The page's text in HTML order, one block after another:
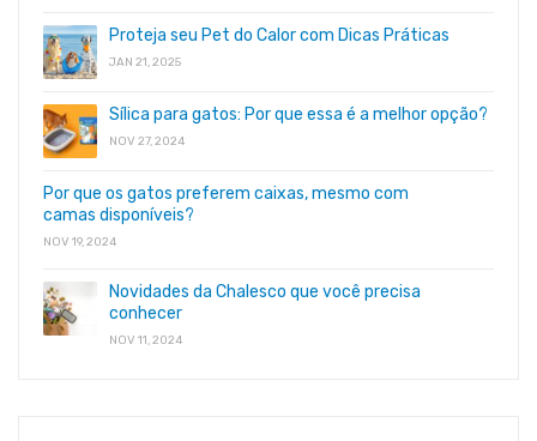
Proteja seu Pet do Calor com Dicas Práticas
JAN 21, 2025
Sílica para gatos: Por que essa é a melhor opção?
NOV 27, 2024
Por que os gatos preferem caixas, mesmo com
camas disponíveis?
NOV 19, 2024
Novidades da Chalesco que você precisa
conhecer
NOV 11, 2024